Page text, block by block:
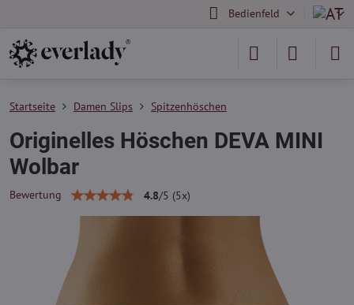
Bedienfeld
Startseite Damen Slips Spitzenhöschen
Originelles Höschen DEVA MINI
Wolbar
Bewertung 4.8/5 (5x)